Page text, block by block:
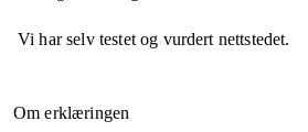
Vi har selv testet og vurdert nettstedet.
Om erklæringen